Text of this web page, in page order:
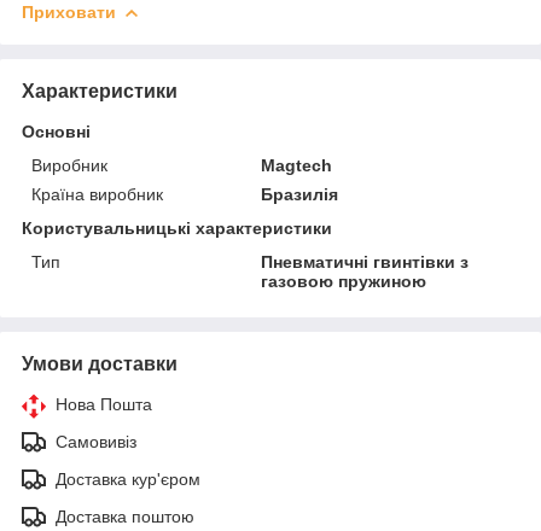
Приховати
Характеристики
Основні
Виробник
Magtech
Країна виробник
Бразилія
Користувальницькі характеристики
Тип
Пневматичні гвинтівки з
газовою пружиною
Умови доставки
Нова Пошта
Самовивіз
Доставка кур'єром
Доставка поштою